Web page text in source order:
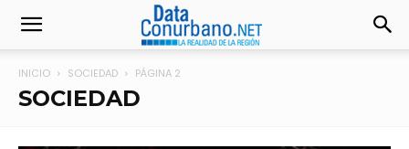
INICIO SOCIEDAD PÁGINA 2
SOCIEDAD